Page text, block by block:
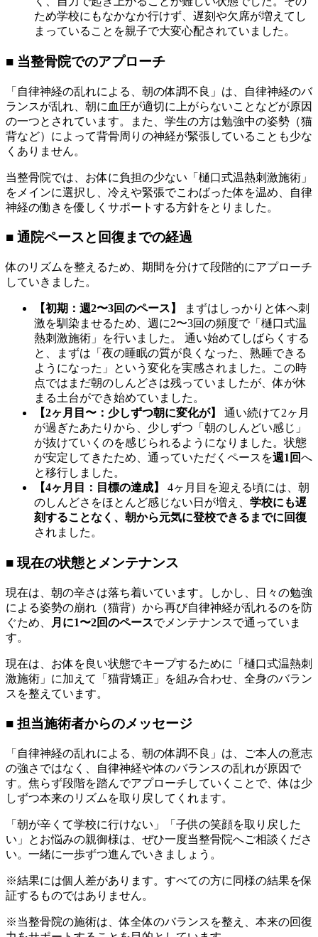
ため学校にもなかなか行けず、遅刻や欠席が増えてし
まっていることを親子で大変心配されていました。
■ 当整骨院でのアプローチ
「自律神経の乱れによる、朝の体調不良」は、自律神経のバ
ランスが乱れ、朝に血圧が適切に上がらないことなどが原因
の一つとされています。また、学生の方は勉強中の姿勢（猫
背など）によって背骨周りの神経が緊張していることも少な
くありません。
当整骨院では、お体に負担の少ない「樋口式温熱刺激施術」
をメインに選択し、冷えや緊張でこわばった体を温め、自律
神経の働きを優しくサポートする方針をとりました。
■ 通院ペースと回復までの経過
体のリズムを整えるため、期間を分けて段階的にアプローチ
していきました。
【初期：週2〜3回のペース】
まずはしっかりと体へ刺
激を馴染ませるため、週に2〜3回の頻度で「樋口式温
熱刺激施術」を行いました。 通い始めてしばらくする
と、まずは「夜の睡眠の質が良くなった、熟睡できる
ようになった」という変化を実感されました。この時
点ではまだ朝のしんどさは残っていましたが、体が休
まる土台ができ始めていました。
【2ヶ月目〜：少しずつ朝に変化が】
通い続けて2ヶ月
が過ぎたあたりから、少しずつ「朝のしんどい感じ」
が抜けていくのを感じられるようになりました。状態
が安定してきたため、通っていただくペースを週1回へ
と移行しました。
【4ヶ月目：目標の達成】
4ヶ月目を迎える頃には、朝
のしんどさをほとんど感じない日が増え、 学校にも遅
刻することなく、朝から元気に登校できるまでに回復
されました。
■ 現在の状態とメンテナンス
現在は、朝の辛さは落ち着いています。しかし、日々の勉強
による姿勢の崩れ（猫背）から再び自律神経が乱れるのを防
ぐため、
月に1〜2回のペースでメンテナンスで通っていま
す。
現在は、お体を良い状態でキープするために「樋口式温熱刺
激施術」に加えて「猫背矯正」を組み合わせ、全身のバラン
スを整えています。
■ 担当施術者からのメッセージ
「自律神経の乱れによる、朝の体調不良」は、ご本人の意志
の強さではなく、自律神経や体のバランスの乱れが原因で
す。焦らず段階を踏んでアプローチしていくことで、体は少
しずつ本来のリズムを取り戻してくれます。
「朝が辛くて学校に行けない」「子供の笑顔を取り戻した
い」とお悩みの親御様は、ぜひ一度当整骨院へご相談くださ
い。一緒に一歩ずつ進んでいきましょう。
※結果には個人差があります。すべての方に同様の結果を保
証するものではありません。
※当整骨院の施術は、体全体のバランスを整え、本来の回復